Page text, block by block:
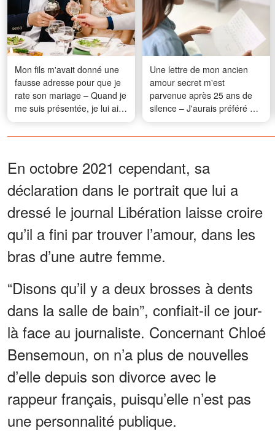
Mon fils m'avait donné une
fausse adresse pour que je
rate son mariage – Quand je
me suis présentée, je lui ai
remis quelque chose, et il
est devenu tout pâle
Une lettre de mon ancien
amour secret m'est
parvenue après 25 ans de
silence – J'aurais préféré ne
jamais l'avoir ouverte
En octobre 2021 cependant, sa
déclaration dans le portrait que lui a
dressé le journal Libération laisse croire
qu’il a fini par trouver l’amour, dans les
bras d’une autre femme.
“Disons qu’il y a deux brosses à dents
dans la salle de bain”, confiait-il ce jour-
là face au journaliste. Concernant Chloé
Bensemoun, on n’a plus de nouvelles
d’elle depuis son divorce avec le
rappeur français, puisqu’elle n’est pas
une personnalité publique.